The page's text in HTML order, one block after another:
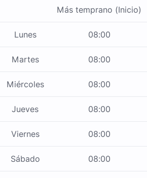
Más temprano (Inicio)
Lunes 08:00
Martes 08:00
Miércoles 08:00
Jueves 08:00
Viernes 08:00
Sábado 08:00